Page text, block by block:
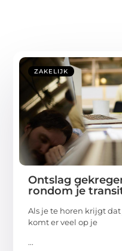
ZAKELIJK
Ontslag
rondom je
Als je te horen krijgt
komt er veel op je
...